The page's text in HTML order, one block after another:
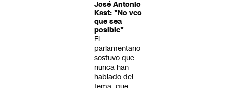
José Antonio
Kast: "No veo
que sea
posible"
El
parlamentario
sostuvo que
nunca han
hablado del